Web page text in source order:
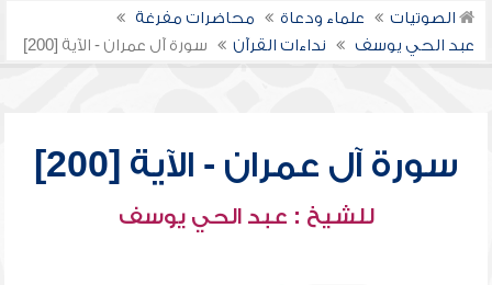
الصوتيات علماء ودعاة
محاضرات مفرغة
عبد الحي يوسف
نداءات القرآن سورة آل عمران - الآية [200]
سورة آل عمران - الآية [200]
للشيخ : عبد الحي يوسف